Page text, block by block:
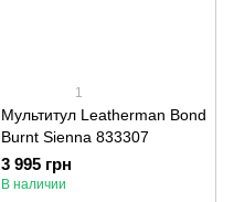
1
Мультитул Leatherman Bond
Burnt Sienna 833307
3 995 грн
В наличии